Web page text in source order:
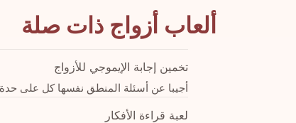
ألعاب أزواج ذات صلة
تخمين إجابة الإيموجي للأزواج
أجيبا عن أسئلة المنطق نفسها كل على
لعبة قراءة الأفكار